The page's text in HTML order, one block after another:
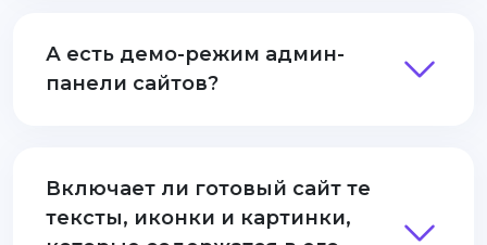
А есть демо-режим админ-
панели сайтов?
Включает ли готовый сайт те
тексты, иконки и картинки,